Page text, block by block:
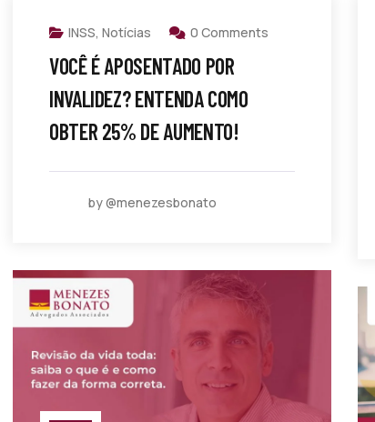
INSS, Notícias 0 Comments
VOCÊ É APOSENTADO POR
INVALIDEZ? ENTENDA COMO
OBTER 25% DE AUMENTO!
by @menezesbonato